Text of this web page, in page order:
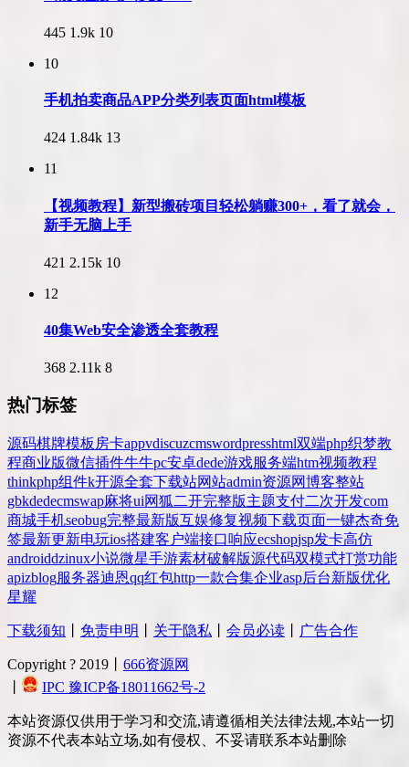
445 1.9k 10
10
手机拍卖商品APP分类列表页面html模板
424 1.84k 13
11
【视频教程】新型搬砖项目轻松躺赚300+，看了就会，
新手无脑上手
421 2.15k 10
12
40集Web安全渗透全套教程
368 2.11k 8
热门标签
源码棋牌模板 房卡appvdiscuzcmswordpresshtml双端php织梦教
程商业版微信插件牛牛pc安卓dede游戏服务端htm视频教程
thinkphp组件k开源全套下载站网站admin资源网博客整站
gbkdedecmswap麻将ui网狐 二开完整版主题支付二次开发com
商城手机seobug完整最新版互娱修复视频下载页面一键杰奇免
签最新更新电玩ios搭建客户端接口响应ecshopjsp发卡高仿
androiddzinux小说微星手游素材破解版源代码双模式打赏功能
apizblog服务器迪恩qq红包http一款合集企业asp后台新版优化
星耀
下载须知 免责申明 关于隐私 会员必读 广告合作
Copyright ? 2019丨 666资源网
IPC 豫ICP备18011662号-2
本站资源仅供用于学习和交流,请遵循相关法律法规,本站一切
资源不代表本站立场,如有侵权、不妥请联系本站删除